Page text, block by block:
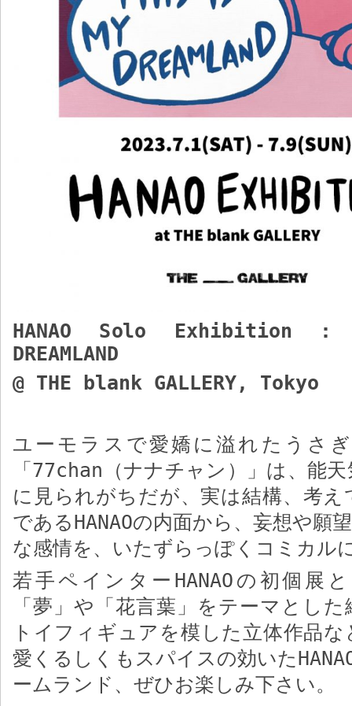
HANAO Solo Exhibition
DREAMLAND
@ THE blank GALLERY, Tokyo
ユーモラスで愛嬌に溢れたうさ
「 77chan （ナナチャン）」は、能
に 見られがちだが、実は結構、考
であるHANAOの内面から、妄想や願
な感情を、いたずらっぽくコミカル
若手ペインター HANAO の初個展
「夢」や「花言葉」をテーマとし
トイフィギュアを模した立体作品
愛くるしくもスパイスの効いた
ームランド、ぜひお楽しみ下さい。